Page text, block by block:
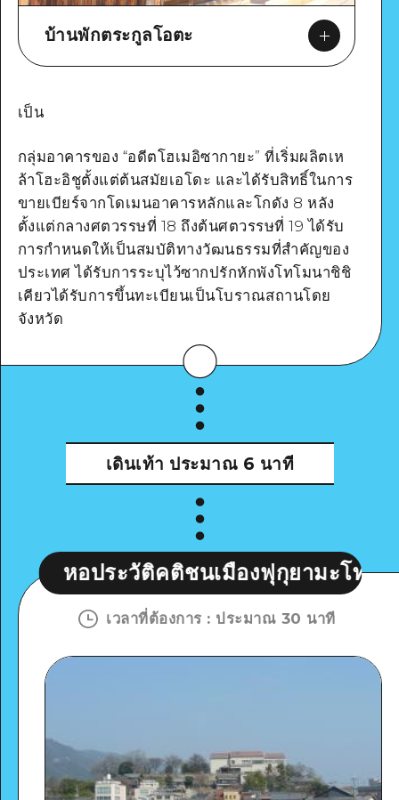
บ้านพักตระกูลโอตะ
Google Maps
ดูรายละเอียด
เป็น
กลุ่มอาคารของ “อดีตโฮเมอิซากายะ” ที่เริ่มผลิตเห
ล้าโฮะอิชูตั้งแต่ต้นสมัยเอโดะ และได้รับสิทธิ์ในการ
ขายเบียร์จากโดเมนอาคารหลักและโกดัง 8 หลัง
ตั้งแต่กลางศตวรรษที่ 18 ถึงต้นศตวรรษที่ 19 ได้รับ
การกำหนดให้เป็นสมบัติทางวัฒนธรรมที่สำคัญของ
ประเทศ ได้รับการระบุไว้ซากปรักหักพังโทโมนาชิชิ
เคียวได้รับการขึ้นทะเบียนเป็นโบราณสถานโดย
จังหวัด
เดินเท้า ประมาณ 6 นาที
วัติคติชนเมืองฟุกุยามะโทโมโนอุระ
เวลาที่ต้องการ : ประมาณ 30 นาที